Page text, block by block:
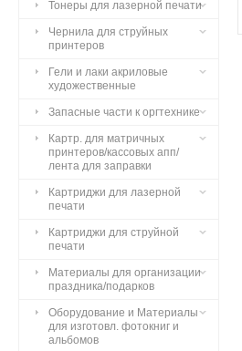
Тонеры для лазерной печати
Чернила для струйных
принтеров
Гели и лаки акриловые
художественные
Запасные части к оргтехнике
Картр. для матричных
принтеров/кассовых апп/
лента для заправки
Картриджи для лазерной
печати
Картриджи для струйной
печати
Материалы для организации
праздника/подарков
Оборудование и Материалы
для изготовл. фотокниг и
альбомов